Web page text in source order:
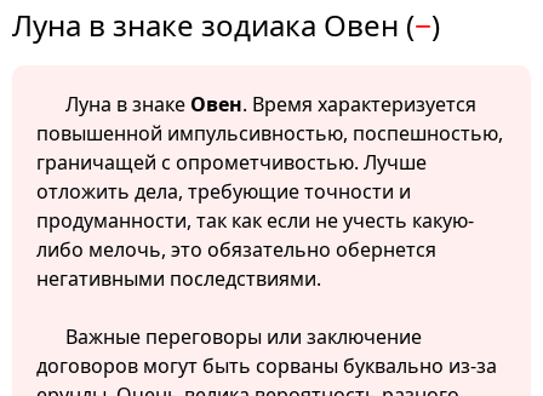
Луна в знаке зодиака Овен (−)
Луна в знаке Овен. Время характеризуется
повышенной импульсивностью, поспешностью,
граничащей с опрометчивостью. Лучше
отложить дела, требующие точности и
продуманности, так как если не учесть какую-
либо мелочь, это обязательно обернется
негативными последствиями.
Важные переговоры или заключение
договоров могут быть сорваны буквально из-за